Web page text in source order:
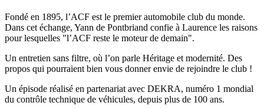
Fondé en 1895, l’ACF est le premier automobile club du monde.
Dans cet échange, Yann de Pontbriand confie à Laurence les raisons
pour lesquelles "l’ACF reste le moteur de demain".
Un entretien sans filtre, où l’on parle Héritage et modernité. Des
propos qui pourraient bien vous donner envie de rejoindre le club !
Un épisode réalisé en partenariat avec DEKRA, numéro 1 mondial
du contrôle technique de véhicules, depuis plus de 100 ans.